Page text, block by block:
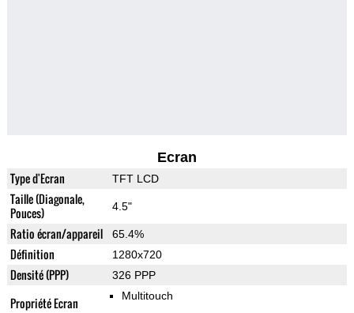
Ecran
Type d'Ecran TFT LCD
Taille (Diagonale,
Pouces)
4.5"
Ratio écran/appareil 65.4%
Définition 1280x720
Densité (PPP) 326 PPP
Propriété Ecran Multitouch